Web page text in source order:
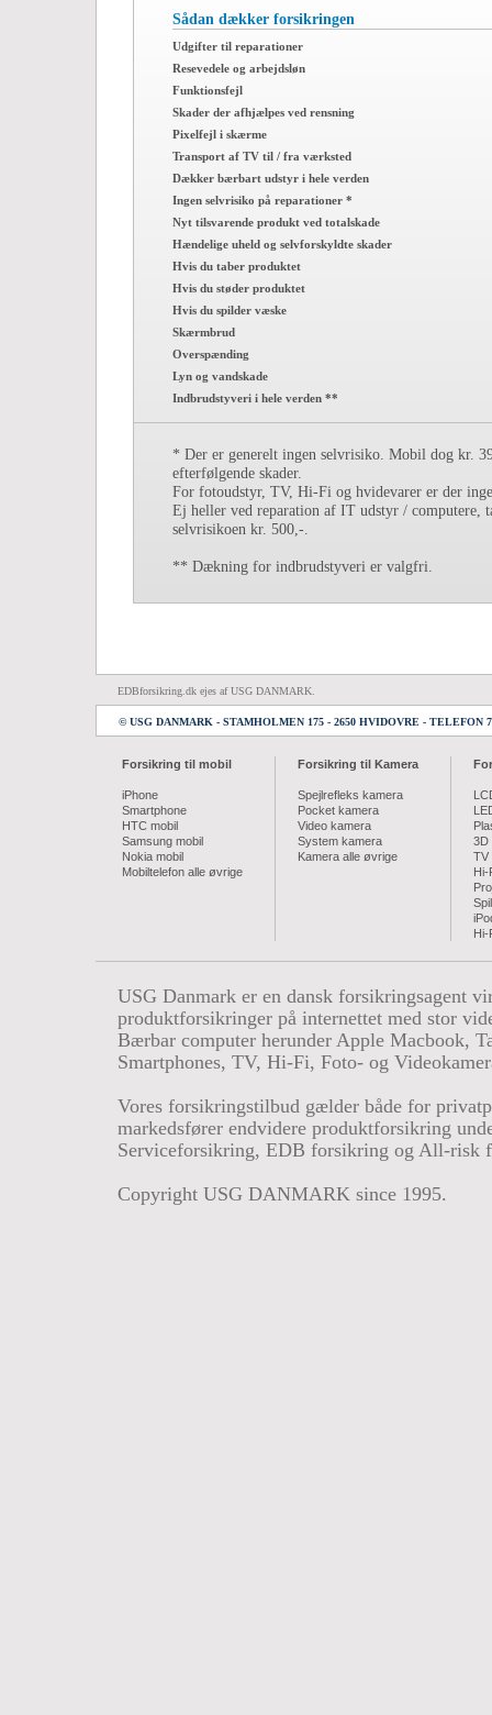
Sådan dækker forsikringen
Udgifter til reparationer
Resevedele og arbejdsløn
Funktionsfejl
Skader der afhjælpes ved rensning
Pixelfejl i skærme
Transport af TV til / fra værksted
Dækker bærbart udstyr i hele verden
Ingen selvrisiko på reparationer *
Nyt tilsvarende produkt ved totalskade
Hændelige uheld og selvforskyldte skader
Hvis du taber produktet
Hvis du støder produktet
Hvis du spilder væske
Skærmbrud
Overspænding
Lyn og vandskade
Indbrudstyveri i hele verden **
* Der er generelt ingen selvrisiko. Mobil dog kr.
efterfølgende skader.
For fotoudstyr, TV, Hi-Fi og hvidevarer er der
Ej heller ved reparation af IT udstyr / computere,
selvrisikoen kr. 500,-.
** Dækning for indbrudstyveri er valgfri.
EDBforsikring.dk ejes af USG DANMARK.
© USG DANMARK - STAMHOLMEN 175 - 2650 HVIDOVRE - TELEFON
Forsikring til mobil Forsikring til Kamera
iPhone Spejlrefleks kamera
Smartphone
Pocket kamera
HTC mobil
Video kamera
Samsung mobil
System kamera
3D
Nokia mobil
Kamera alle øvrige
TV
Mobiltelefon alle øvrige
Hi-
USG Danmark er en dansk forsikringsagent
produktforsikringer på internettet med stor
Bærbar computer herunder Apple Macbook,
Smartphones, TV, Hi-Fi, Foto- og
Vores forsikringstilbud gælder både for
markedsfører endvidere produktforsikring
Serviceforsikring, EDB forsikring og All-risk
Copyright USG DANMARK since 1995.